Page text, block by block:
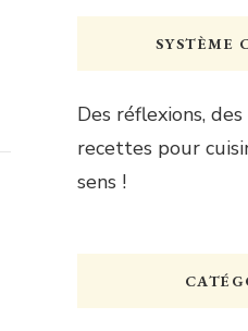
SYSTÈME
Des réflexions,
recettes pour
sens !